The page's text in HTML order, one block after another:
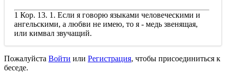
1 Кор. 13. 1. Если я говорю языками человеческими и
ангельскими, а любви не имею, то я - медь звенящая,
или кимвал звучащий.
Пожалуйста Войти или Регистрация, чтобы присоединиться к
беседе.